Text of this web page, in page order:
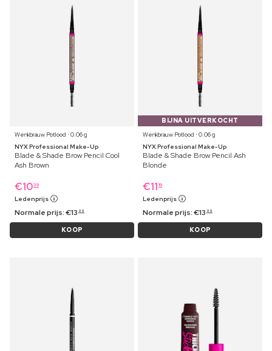
Wenkbrauw Potlood ⋅ 0.06 g
NYX Professional Make-Up
Blade & Shade Brow Pencil Cool
Ash Brown
€1039
Ledenprijs
Normale prijs:€13 99
KOOP
BIJNA UITVERKOCHT
Wenkbrauw Potlood ⋅ 0.06 g
NYX Professional Make-Up
Blade & Shade Brow Pencil Ash
Blonde
€11 19
Ledenprijs
Normale prijs:€13 99
KOOP